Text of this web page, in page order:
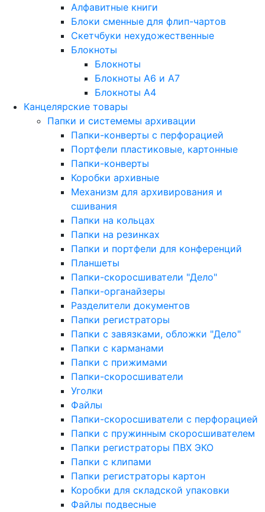
Алфавитные книги
Блоки сменные для флип-чартов
Скетчбуки нехудожественные
Блокноты
Блокноты
Блокноты A6 и A7
Блокноты A4
Канцелярские товары
Папки и системемы архивации
Папки-конверты с перфорацией
Портфели пластиковые, картонные
Папки-конверты
Коробки архивные
Механизм для архивирования и
сшивания
Папки на кольцах
Папки на резинках
Папки и портфели для конференций
Планшеты
Папки-скоросшиватели "Дело"
Папки-органайзеры
Разделители документов
Папки регистраторы
Папки с завязками, обложки "Дело"
Папки с карманами
Папки с прижимами
Папки-скоросшиватели
Уголки
Файлы
Папки-скоросшиватели с перфорацией
Папки с пружинным скоросшивателем
Папки регистраторы ПВХ ЭКО
Папки с клипами
Папки регистраторы картон
Коробки для складской упаковки
Файлы подвесные